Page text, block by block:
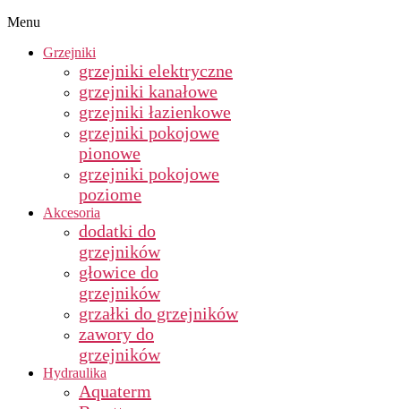
Menu
Grzejniki
grzejniki elektryczne
grzejniki kanałowe
grzejniki łazienkowe
grzejniki pokojowe
pionowe
grzejniki pokojowe
poziome
Akcesoria
dodatki do
grzejników
głowice do
grzejników
grzałki do grzejników
zawory do
grzejników
Hydraulika
Aquaterm